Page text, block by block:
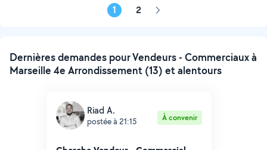
1 2 Page
Dernières demandes pour Vendeurs - Commerciaux à
Marseille 4e Arrondissement (13) et alentours
Riad A.
postée à 21:15 À convenir